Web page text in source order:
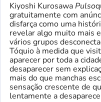
Kiyoshi Kurosawa Pulso
gratuitamente com
disfarça como uma
revelar algo muito mais
vários grupos
Tóquio à medida que
aparecer por toda a
desaparecer sem
mais do que manchas
sensação crescente de
lentamente a